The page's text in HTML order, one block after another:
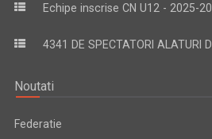
Echipe inscrise CN U12 - 2025-
4341 DE SPECTATORI ALATURI
Noutati
Federatie